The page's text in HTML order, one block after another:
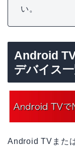
い。
Android
デバイス
Android TVまた